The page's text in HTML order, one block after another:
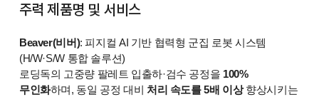
주력 제품명 및 서비스
Beaver(비버): 피지컬 AI 기반 협력형 군집 로봇 시스템
(H/W·S/W 통합 솔루션)
로딩독의 고중량 팔레트 입출하·검수 공정을 100%
무인화하며, 동일 공정 대비 처리 속도를 5배 이상향상시키는